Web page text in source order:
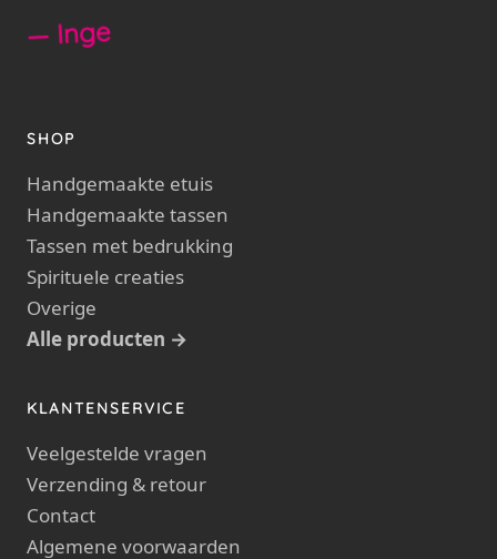
— Inge
SHOP
Handgemaakte etuis
Handgemaakte tassen
Tassen met bedrukking
Spirituele creaties
Overige
Alle producten →
KLANTENSERVICE
Veelgestelde vragen
Verzending & retour
Contact
Algemene voorwaarden